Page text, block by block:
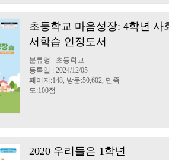
초등학교 마음성장: 4학년 사
서학습 인정도서
분류명 : 초등학교
등록일 : 2024/12/05
페이지:148, 방문:50,602, 만족
도:100점
2020 우리들은 1학년